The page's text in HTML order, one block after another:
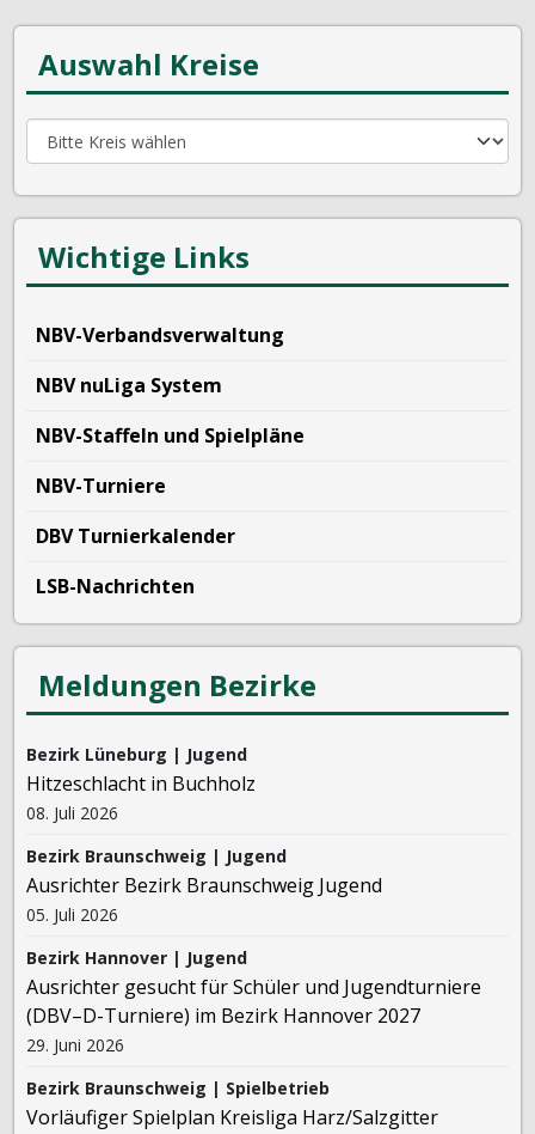
Auswahl Kreise
Wichtige Links
NBV-Verbandsverwaltung
NBV nuLiga System
NBV-Staffeln und Spielpläne
NBV-Turniere
DBV Turnierkalender
LSB-Nachrichten
Meldungen Bezirke
Bezirk Lüneburg | Jugend
Hitzeschlacht in Buchholz
08. Juli 2026
Bezirk Braunschweig | Jugend
Ausrichter Bezirk Braunschweig Jugend
05. Juli 2026
Bezirk Hannover | Jugend
Ausrichter gesucht für Schüler und Jugendturniere
(DBV–D-Turniere) im Bezirk Hannover 2027
29. Juni 2026
Bezirk Braunschweig | Spielbetrieb
Vorläufiger Spielplan Kreisliga Harz/Salzgitter